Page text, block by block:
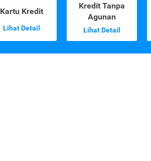
Kartu Kredit
Lihat Detail
Kredit Tanpa
Agunan
Lihat Detail